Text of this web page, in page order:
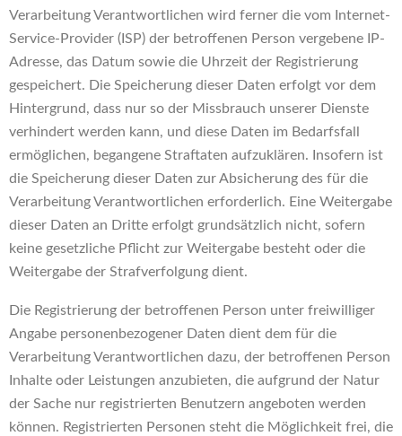
Verarbeitung Verantwortlichen wird ferner die vom Internet-
Service-Provider (ISP) der betroffenen Person vergebene IP-
Adresse, das Datum sowie die Uhrzeit der Registrierung
gespeichert. Die Speicherung dieser Daten erfolgt vor dem
Hintergrund, dass nur so der Missbrauch unserer Dienste
verhindert werden kann, und diese Daten im Bedarfsfall
ermöglichen, begangene Straftaten aufzuklären. Insofern ist
die Speicherung dieser Daten zur Absicherung des für die
Verarbeitung Verantwortlichen erforderlich. Eine Weitergabe
dieser Daten an Dritte erfolgt grundsätzlich nicht, sofern
keine gesetzliche Pflicht zur Weitergabe besteht oder die
Weitergabe der Strafverfolgung dient.
Die Registrierung der betroffenen Person unter freiwilliger
Angabe personenbezogener Daten dient dem für die
Verarbeitung Verantwortlichen dazu, der betroffenen Person
Inhalte oder Leistungen anzubieten, die aufgrund der Natur
der Sache nur registrierten Benutzern angeboten werden
können. Registrierten Personen steht die Möglichkeit frei, die